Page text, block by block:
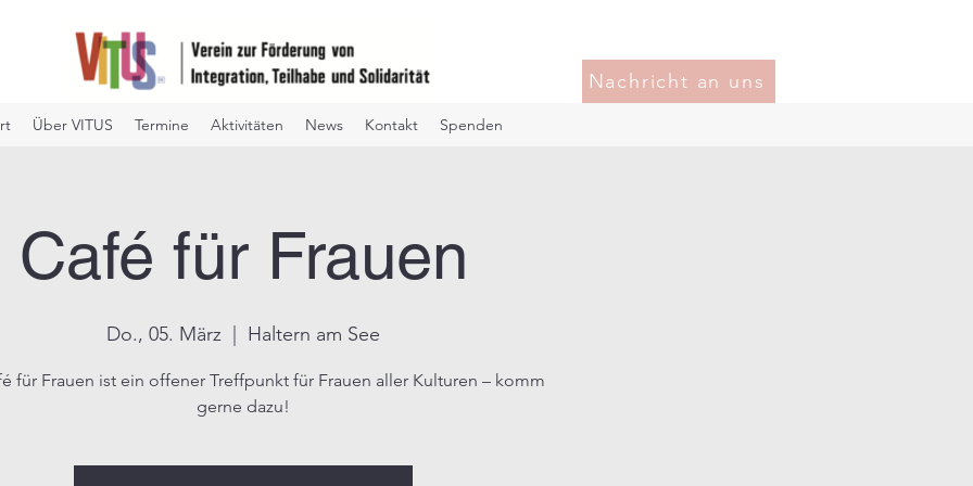
Nachricht an uns
Über VITUS Termine Aktivitäten News Kontakt Spenden
Café für Frauen
Do., 05. März Haltern am See
für Frauen ist ein offener Treffpunkt für Frauen aller Kulturen – komm
gerne dazu!​